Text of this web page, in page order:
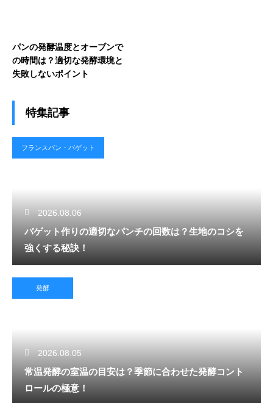
パンの発酵温度とオーブンで
の時間は？適切な発酵環境と
失敗しないポイント
特集記事
フランスパン・バゲット
2026.08.06
バゲット作りの適切なパンチの回数は？生地のコシを
強くする秘訣！
発酵
2026.08.05
常温発酵の室温の目安は？季節に合わせた発酵コント
ロールの極意！